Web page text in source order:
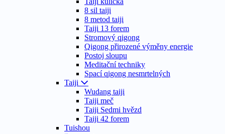
8 sil taiji
8 metod taiji
Taiji 13 forem
Stromový qigong
Qigong přirozené výměny energie
Postoj sloupu
Meditační techniky
Spací qigong nesmrtelných
Taiji
Wudang taiji
Taiji meč
Taiji Sedmi hvězd
Taiji 42 forem
Tuishou